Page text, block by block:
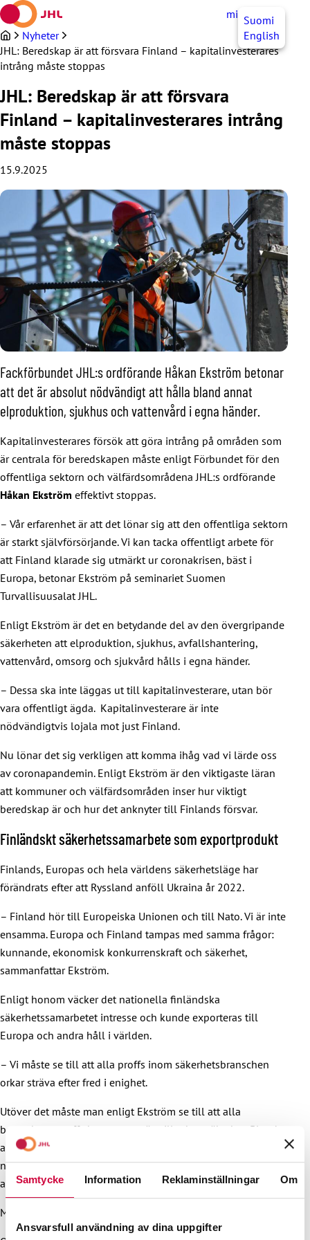
Samtycke Information Reklaminställningar Om
Ansvarsfull användning av dina uppgifter
Hoppa
till
innehållet
mittJHL SV
Suomi
English
Nyheter
JHL: Beredskap är att försvara Finland – kapitalinvesterares
intrång måste stoppas
JHL: Beredskap är att försvara
Finland – kapitalinvesterares intrång
måste stoppas
15.9.2025
Fackförbundet JHL:s ordförande Håkan Ekström betonar
att det är absolut nödvändigt att hålla bland annat
elproduktion, sjukhus och vattenvård i egna händer.
Kapitalinvesterares försök att göra intrång på områden som
är centrala för beredskapen måste enligt Förbundet för den
offentliga sektorn och välfärdsområdena JHL:s ordförande
Håkan Ekström effektivt stoppas.
– Vår erfarenhet är att det lönar sig att den offentliga sektorn
är starkt självförsörjande. Vi kan tacka offentligt arbete för
att Finland klarade sig utmärkt ur coronakrisen, bäst i
Europa, betonar Ekström på seminariet Suomen
Turvallisuusalat JHL.
Enligt Ekström är det en betydande del av den övergripande
säkerheten att elproduktion, sjukhus, avfallshantering,
vattenvård, omsorg och sjukvård hålls i egna händer.
– Dessa ska inte läggas ut till kapitalinvesterare, utan bör
vara offentligt ägda. Kapitalinvesterare är inte
nödvändigtvis lojala mot just Finland.
Nu lönar det sig verkligen att komma ihåg vad vi lärde oss
av coronapandemin. Enligt Ekström är den viktigaste läran
att kommuner och välfärdsområden inser hur viktigt
beredskap är och hur det anknyter till Finlands försvar.
Finländskt säkerhetssamarbete som exportprodukt
Finlands, Europas och hela världens säkerhetsläge har
förändrats efter att Ryssland anföll Ukraina år 2022.
– Finland hör till Europeiska Unionen och till Nato. Vi är inte
ensamma. Europa och Finland tampas med samma frågor:
kunnande, ekonomisk konkurrenskraft och säkerhet,
sammanfattar Ekström.
Enligt honom väcker det nationella finländska
säkerhetssamarbetet intresse och kunde exporteras till
Europa och andra håll i världen.
– Vi måste se till att alla proffs inom säkerhetsbranschen
orkar sträva efter fred i enighet.
Utöver det måste man enligt Ekström se till att alla
branschens proffs har samma rätt till arbetssäkerhet. Bland
annat räddnings- och akutvårdsproffs har inte för
närvarande tillgång till redskap som skulle trygga
arbetssäkerheten i ytterst svåra situationer.
Mer information: